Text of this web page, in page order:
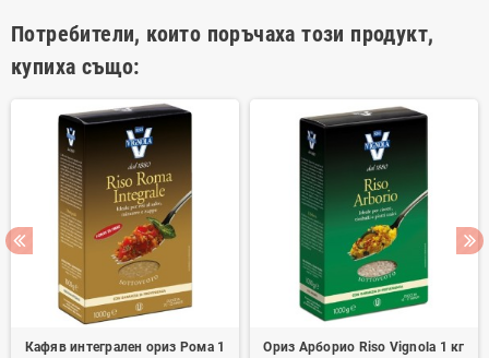
Потребители, които поръчаха този продукт,
купиха също:
Кафяв интегрален ориз Рома 1
Ориз Арборио Riso Vignola 1 кг